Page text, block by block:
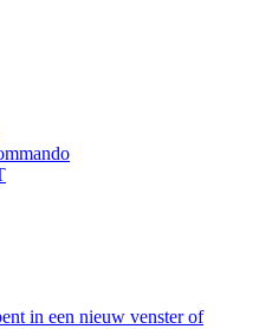
in een nieuw venster of